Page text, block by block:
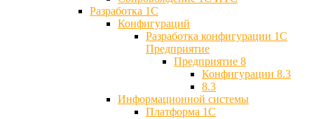
Разработка 1C
Конфигураций
Разработка конфигурации 1С
Предприятие
Предприятие 8
Конфигурации 8.3
8.3
Информационной системы
Платформа 1С